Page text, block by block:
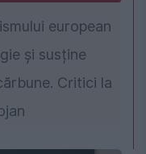
european
și susține
Critici la